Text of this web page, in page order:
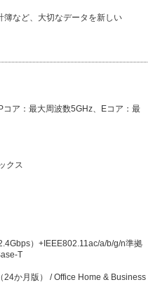
簿など、大切なデータを新しい
ア：最大周波数5GHz、Eコア：最
クス
）+IEEE802.11ac/a/b/g/n準拠
T
か月版） / Office Home & Business